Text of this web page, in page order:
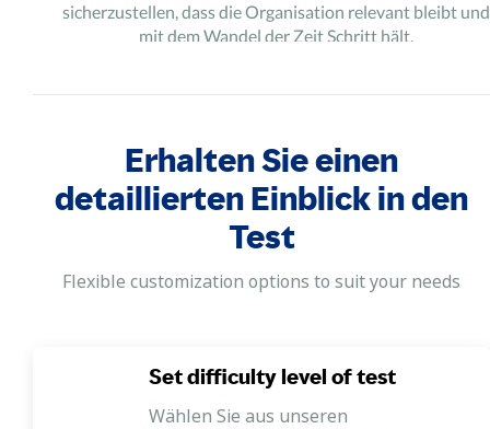
sicherzustellen, dass die Organisation relevant bleibt und
mit dem Wandel der Zeit Schritt hält.
Erhalten Sie einen
detaillierten Einblick in den
Test
Flexible customization options to suit your needs
Set difficulty level of test
Wählen Sie aus unseren